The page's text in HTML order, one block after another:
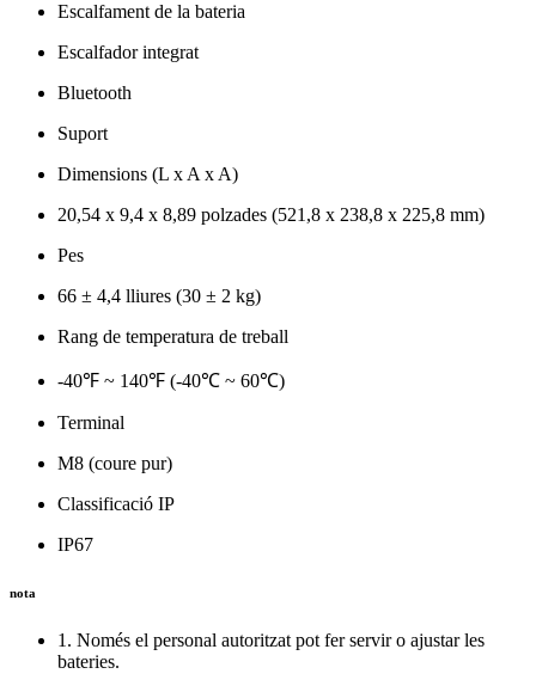
Escalfament de la bateria
Escalfador integrat
Bluetooth
Suport
Dimensions (L x A x A)
20,54 x 9,4 x 8,89 polzades (521,8 x 238,8 x 225,8 mm)
Pes
66 ± 4,4 lliures (30 ± 2 kg)
Rang de temperatura de treball
-40℉ ~ 140℉ (-40℃ ~ 60℃)
Terminal
M8 (coure pur)
Classificació IP
IP67
nota
1. Només el personal autoritzat pot fer servir o ajustar les
bateries.